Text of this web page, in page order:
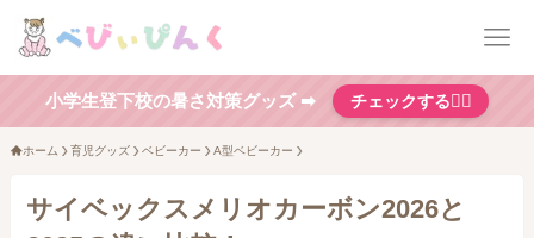
小学生登下校の暑さ対策グッズ ➡ チェックする👆🏻
ホーム 育児グッズ ベビーカー A型ベビーカー
サイベックスメリオカーボン2026と